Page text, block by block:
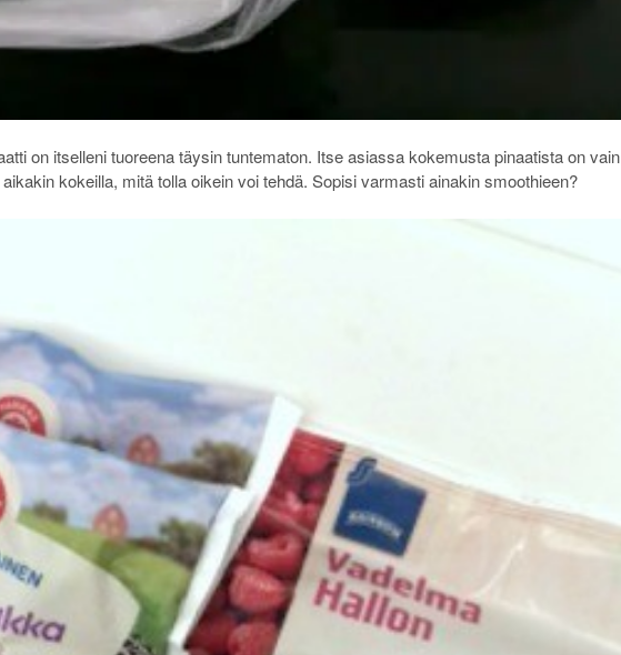
on itselleni tuoreena täysin tuntematon. Itse asiassa kokemusta pinaatista on vain
kokeilla, mitä tolla oikein voi tehdä. Sopisi varmasti ainakin smoothieen?